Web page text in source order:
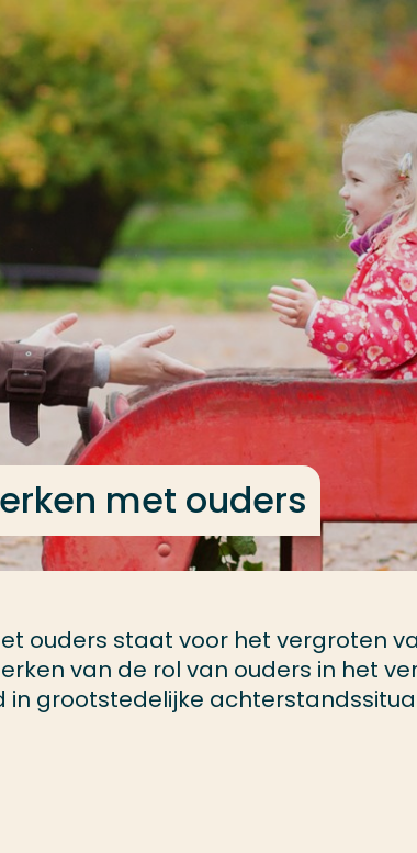
met ouders
ouders staat voor het vergroten
van de rol van ouders in het
grootstedelijke